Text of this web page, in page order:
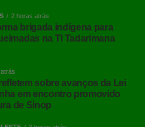
2 horas atrás
brigada indígena para
na TI Tadarimana
sobre avanços da Lei
em encontro promovido
de Sinop